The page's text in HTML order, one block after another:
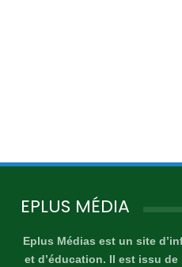
EPLUS MÉDIA
Eplus Médias est un site
et d’éducation. Il est issu